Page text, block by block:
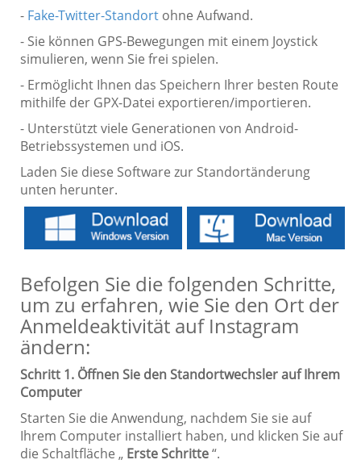
- Fake-Twitter-Standort ohne Aufwand.
- Sie können GPS-Bewegungen mit einem Joystick
simulieren, wenn Sie frei spielen.
- Ermöglicht Ihnen das Speichern Ihrer besten Route
mithilfe der GPX-Datei exportieren/importieren.
- Unterstützt viele Generationen von Android-
Betriebssystemen und iOS.
Laden Sie diese Software zur Standortänderung
unten herunter.
Befolgen Sie die folgenden Schritte,
um zu erfahren, wie Sie den Ort der
Anmeldeaktivität auf Instagram
ändern:
Schritt 1. Öffnen Sie den Standortwechsler auf Ihrem
Computer
Starten Sie die Anwendung, nachdem Sie sie auf
Ihrem Computer installiert haben, und klicken Sie auf
die Schaltfläche „ Erste Schritte“.